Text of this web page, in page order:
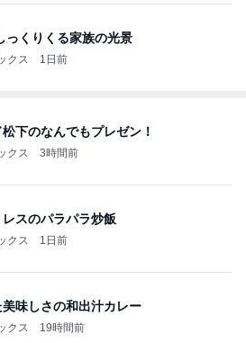
っくりくる家族の光景
クス 1日前
下のなんでもプレゼン！
クス 3時間前
スのパラパラ炒飯
クス 1日前
味しさの和出汁カレー
クス 19時間前